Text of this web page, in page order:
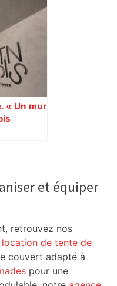
« Un mur
et équiper
retrouvez nos
location de tente de
couvert adapté à
pour une